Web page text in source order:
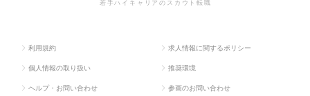
若手ハイキャリアのスカウト転職
利用規約 求人情報に関するポリシー
個人情報の取り扱い 推奨環境
ヘルプ・お問い合わせ 参画のお問い合わせ